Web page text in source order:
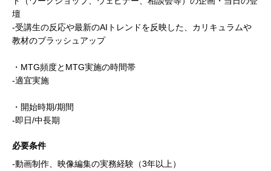
壇
-受講生の反応や最新のAIトレンドを反映した、カリキュラムや
教材のブラッシュアップ
・MTG頻度とMTG実施の時間帯
-適宜実施
・開始時期/期間
-即日/中長期
必要条件
-動画制作、映像編集の実務経験（3年以上）